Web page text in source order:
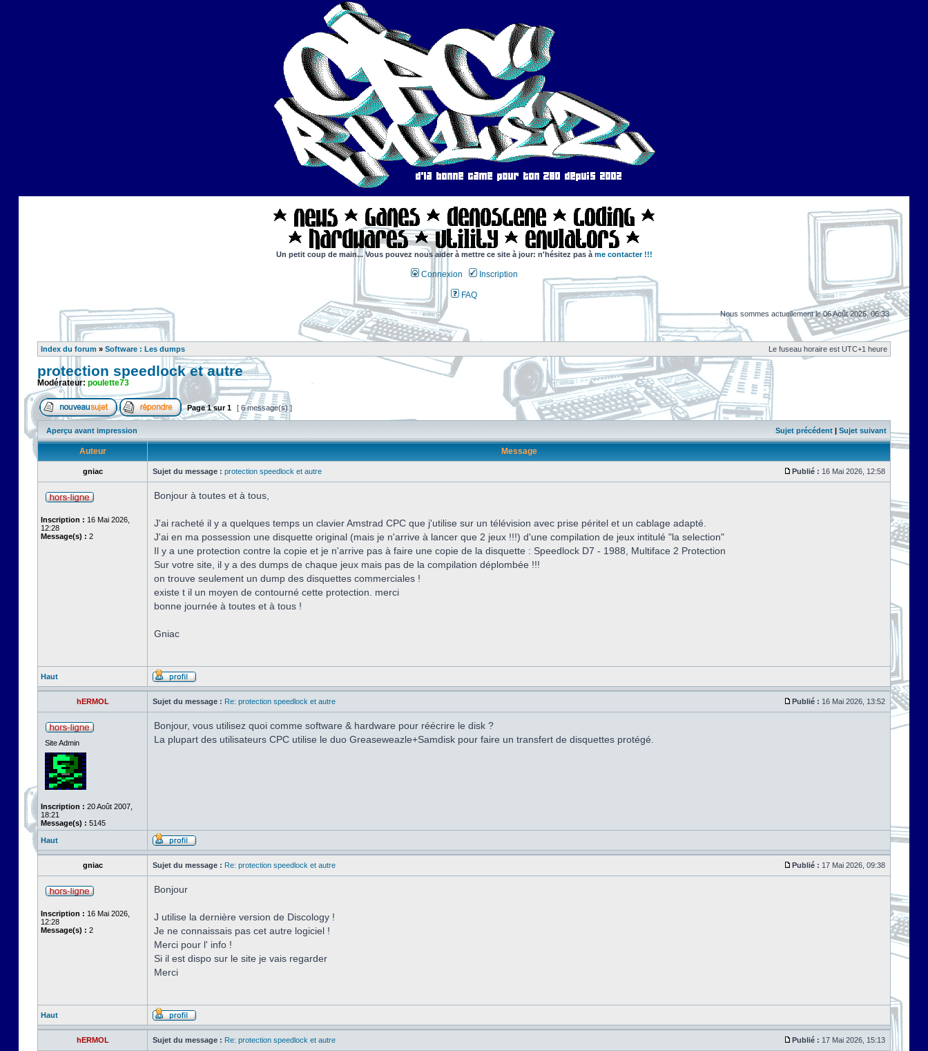
Un petit coup de main... Vous pouvez nous aider à mettre ce site à jour: n'hésitez pas à me contacter !!!
Connexion Inscription
FAQ
Nous sommes actuellement le 06 Août 2026, 06:33
Index du forum » Software : Les dumps Le fuseau horaire est UTC+1 heure
protection speedlock et autre
Modérateur: poulette73
Page1sur1 [ 6 message(s) ]
Aperçu avant impression Sujet précédent | Sujet suivant
Auteur Message
gniac Sujet du message : protection speedlock et autre Publié : 16 Mai 2026, 12:58
Inscription : 16 Mai 2026,
12:28
Message(s) : 2
Bonjour à toutes et à tous,
J'ai racheté il y a quelques temps un clavier Amstrad CPC que j'utilise sur un télévision avec prise péritel et un cablage adapté.
J'ai en ma possession une disquette original (mais je n'arrive à lancer que 2 jeux !!!) d'une compilation de jeux intitulé "la selection"
Il y a une protection contre la copie et je n'arrive pas à faire une copie de la disquette : Speedlock D7 - 1988, Multiface 2 Protection
Sur votre site, il y a des dumps de chaque jeux mais pas de la compilation déplombée !!!
on trouve seulement un dump des disquettes commerciales !
existe t il un moyen de contourné cette protection. merci
bonne journée à toutes et à tous !
Gniac
Haut
hERMOL Sujet du message : Re: protection speedlock et autre Publié : 16 Mai 2026, 13:52
Site Admin
Inscription : 20 Août 2007,
18:21
Message(s) : 5145
Bonjour, vous utilisez quoi comme software & hardware pour réécrire le disk ?
La plupart des utilisateurs CPC utilise le duo Greaseweazle+Samdisk pour faire un transfert de disquettes protégé.
Haut
gniac Sujet du message : Re: protection speedlock et autre Publié : 17 Mai 2026, 09:38
Inscription : 16 Mai 2026,
12:28
Message(s) : 2
Bonjour
J utilise la dernière version de Discology !
Je ne connaissais pas cet autre logiciel !
Merci pour l' info !
Si il est dispo sur le site je vais regarder
Merci
Haut
hERMOL Sujet du message : Re: protection speedlock et autre Publié : 17 Mai 2026, 15:13